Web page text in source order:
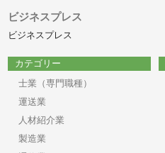
ビジネスプレス
ビジネスプレス
カテゴリー
士業（専門職種）
運送業
人材紹介業
製造業